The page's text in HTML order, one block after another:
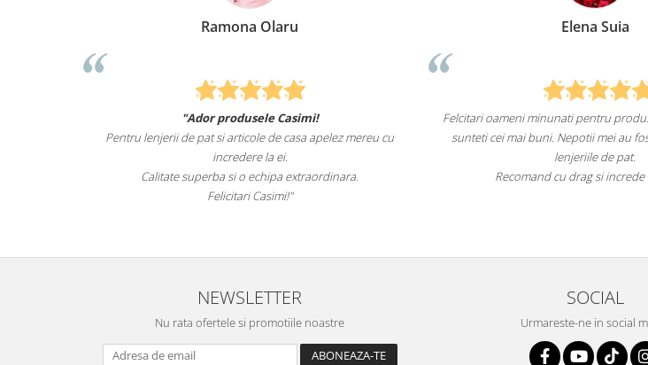
Ramona Olaru
"Ador produsele Casimi!
Pentru lenjerii de pat si articole de casa apelez mereu cu
incredere la ei.
Calitate superba si o echipa extraordinara.
Felicitari Casimi!"
Elena Suia
Felcitari oameni minunati pentru produsele
sunteti cei mai buni. Nepotii mei au fost tare
lenjeriile de pat.
Recomand cu drag si increde
NEWSLETTER
Nu rata ofertele si promotiile noastre
SOCIAL
Urmareste-ne in social